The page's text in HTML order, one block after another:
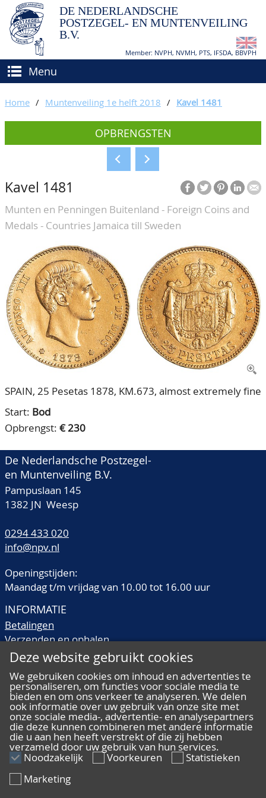
DE NEDERLANDSCHE
POSTZEGEL- EN MUNTENVEILING
B.V.
Member: NVPH, NVMH, PTS, IFSDA, BBVPH
Menu
(VER)KOPEN
Hoe verkopen?
Voorwaarden
BIEDEN
CATALOGI/OPBRENGSTEN
KEURINGSDIENST
OVER ONS
Ons Team
80 jarig bestaan
CONTACT
ACCOUNT
Home / Muntenveiling 1e helft 2018 / Kavel 1481
OPBRENGSTEN
Kavel 1481
Munten en Penningen Buitenland - Foreign Coins and
Medals - Countries Jamaica till Sweden
SPAIN, 25 Pesetas 1878, KM.673, almost extremely fine
Start: Bod
Opbrengst: € 230
De Nederlandsche Postzegel-
en Muntenveiling B.V.
Pampuslaan 145
1382 JN Weesp
0294 433 020
info@npv.nl
Openingstijden:
Maandag t/m vrijdag van 10.00 tot 16.00 uur
INFORMATIE
Betalingen
Verzenden en ophalen
Veilingtermen
Kwaliteitsomschrijvingen
Veelgestelde vragen
ALGEMEEN
Algemene voorwaarden
Deze website gebruikt cookies
We gebruiken cookies om inhoud en advertenties te
personaliseren, om functies voor sociale media te
bieden en om ons verkeer te analyseren. We delen
ook informatie over uw gebruik van onze site met
onze sociale media-, advertentie- en analysepartners
die deze kunnen combineren met andere informatie
die u aan hen heeft verstrekt of die zij hebben
verzameld door uw gebruik van hun services.
Noodzakelijk Voorkeuren
Statistieken
Marketing